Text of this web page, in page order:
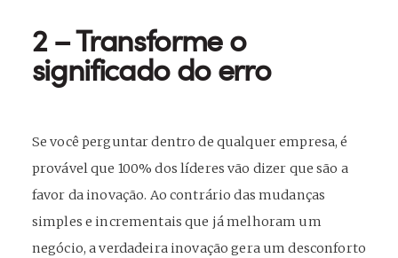
2 – Transforme o
significado do erro
Se você perguntar dentro de qualquer empresa, é
provável que 100% dos líderes vão dizer que são a
favor da inovação. Ao contrário das mudanças
simples e incrementais que já melhoram um
negócio, a verdadeira inovação gera um desconforto